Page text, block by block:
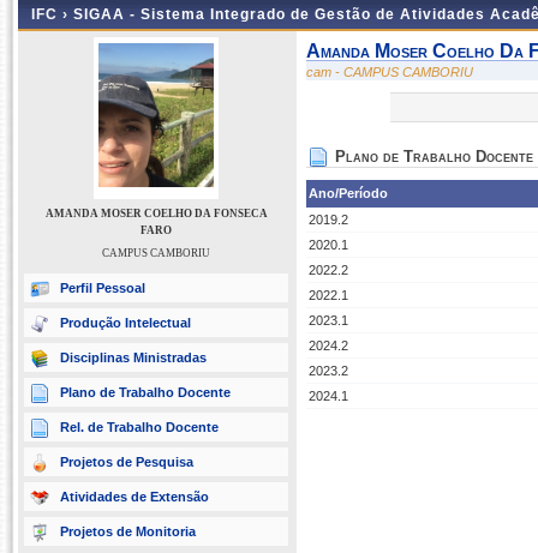
IFC › SIGAA - Sistema Integrado de Gestão de Atividades
AMANDA MOSER COELHO DA FONSECA
FARO
CAMPUS CAMBORIU
Perfil Pessoal
Produção Intelectual
Disciplinas Ministradas
Plano de Trabalho Docente
Rel. de Trabalho Docente
Projetos de Pesquisa
Atividades de Extensão
Projetos de Monitoria
Amanda Moser Coelho Da
cam - CAMPUS CAMBORIU
Plano de Trabalho Docente
Ano/Período
2019.2
2020.1
2022.2
2022.1
2023.1
2024.2
2023.2
2024.1